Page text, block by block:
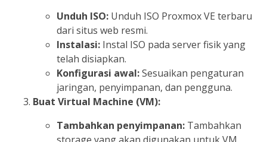
Unduh ISO: Unduh ISO Proxmox VE terbaru
dari situs web resmi.
Instalasi: Instal ISO pada server fisik yang
telah disiapkan.
Konfigurasi awal:Sesuaikan pengaturan
jaringan, penyimpanan, dan pengguna.
Buat Virtual Machine (VM):
Tambahkan penyimpanan: Tambahkan